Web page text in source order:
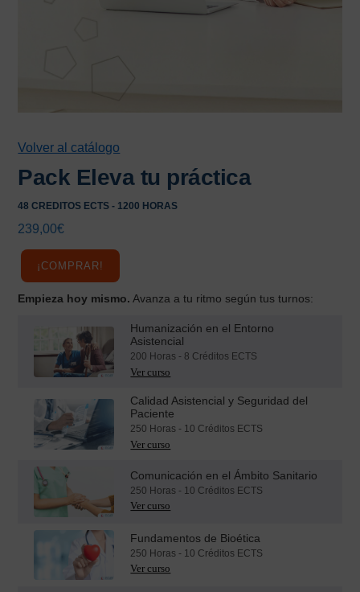
Volver al catálogo
Pack Eleva tu práctica
48 CREDITOS ECTS - 1200 HORAS
239,00€
Empieza hoy mismo. Avanza a tu ritmo según tus turnos:
Humanización en el Entorno
Asistencial
200 Horas - 8 Créditos ECTS
Calidad Asistencial y Seguridad del
Paciente
250 Horas - 10 Créditos ECTS
Comunicación en el Ámbito Sanitario
250 Horas - 10 Créditos ECTS
Fundamentos de Bioética
250 Horas - 10 Créditos ECTS
¡COMPRAR!